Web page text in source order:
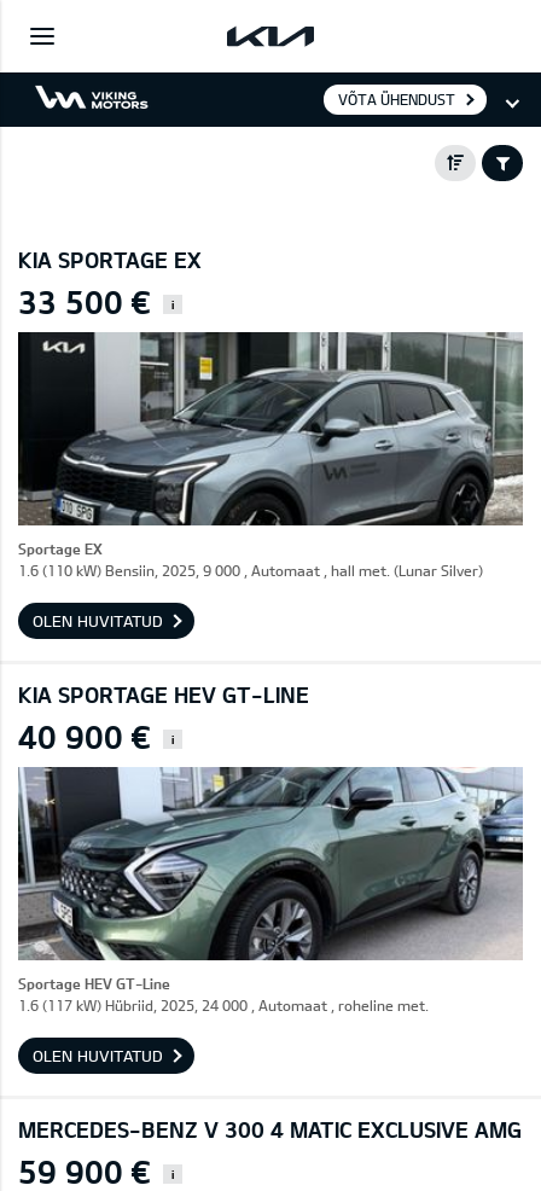
VÕTA ÜHENDUST
KIA SPORTAGE EX
33 500 € i
Sportage EX
1.6 (110 kW) Bensiin, 2025, 9 000 , Automaat , hall met. (Lunar Silver)
OLEN HUVITATUD
KIA SPORTAGE HEV GT-LINE
40 900 € i
Sportage HEV GT-Line
1.6 (117 kW) Hübriid, 2025, 24 000 , Automaat , roheline met.
OLEN HUVITATUD
MERCEDES-BENZ V 300 4 MATIC EXCLUSIVE AMG
59 900 € i